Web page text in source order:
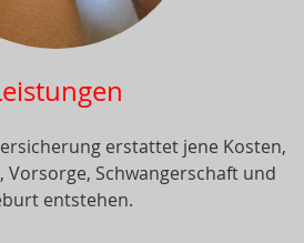
erstattet jene Kosten,
Schwangerschaft und
entstehen.